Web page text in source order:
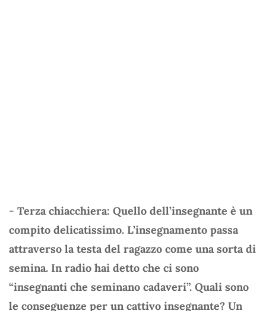
- Terza chiacchiera: Quello dell’insegnante è un
compito delicatissimo. L’insegnamento passa
attraverso la testa del ragazzo come una sorta di
semina. In radio hai detto che ci sono
“insegnanti che seminano cadaveri”. Quali sono
le conseguenze per un cattivo insegnante? Un